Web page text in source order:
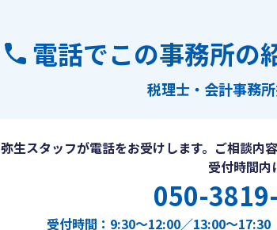
電話でこの事務所の
税理士・会計事務
弥生スタッフが電話をお受けします。ご相談内
受付時間内
050-
受付時間：9:30〜12:00／13:00〜